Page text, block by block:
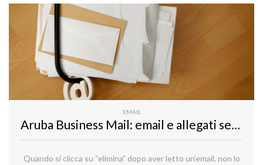
EMAIL
Aruba Business Mail: email e allegati sempre al sicuro
Quando si clicca su “elimina” dopo aver letto un’email, non lo